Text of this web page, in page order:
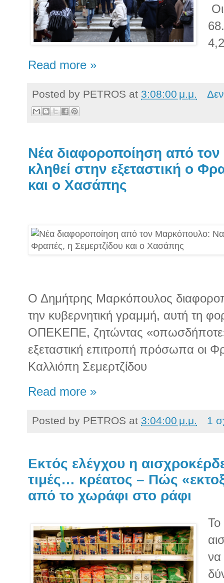
Read more »
Posted by PETROS at 3:08:00 μ.μ.
Νέα διαφοροποίηση από
κληθεί στην εξεταστική ο
και ο Χασάπης
Ο Δημήτρης Μαρκόπουλος
την κυβερνητική γραμμή, αυτή τη
ΟΠΕΚΕΠΕ, ζητώντας
εξεταστική επιτροπή πρόσωπα οι
Καλλιόπη Σεμερτζίδου
Read more »
Posted by PETROS at 3:04:00 μ.μ. 1
Εκτός ελέγχου η
τιμές… κρέατος – Πώς
από το χωράφι στο ράφι
Το
να